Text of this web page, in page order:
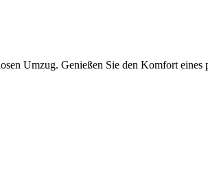
Umzug. Genießen Sie den Komfort eines